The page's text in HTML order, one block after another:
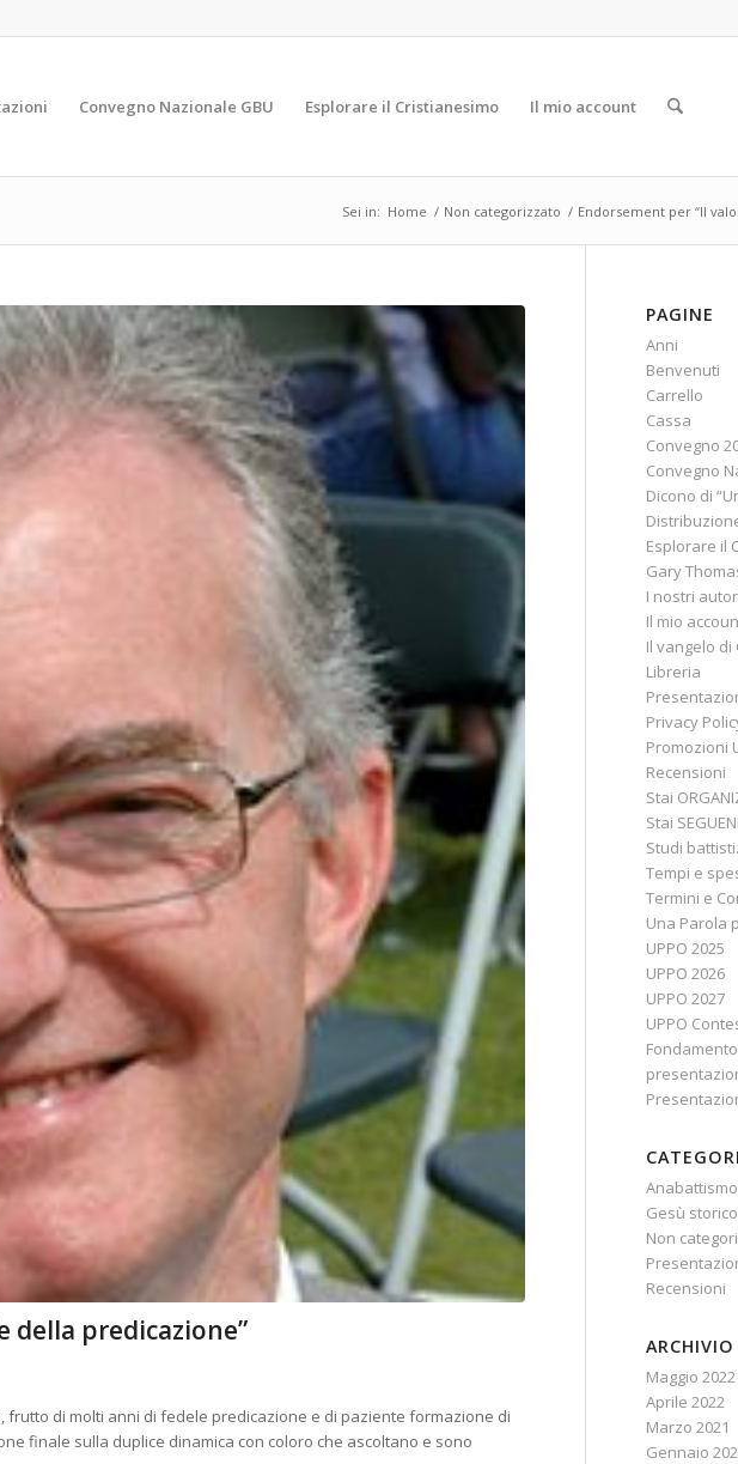
Convegno Nazionale GBU Esplorare il Cristianesimo Il mio account
Sei in: Home / Non categorizzato / Endorsement per “Il
della predicazione”
frutto di molti anni di fedele predicazione e di paziente formazione di
finale sulla duplice dinamica con coloro che ascoltano e sono
PAGINE
Anni
Benvenuti
Carrello
Cassa
Convegno
Convegno
Dicono di
Esplorare il
Gary
I nostri
Il mio
Il vangelo di
Libreria
Privacy
Promozioni
Recensioni
Stai
Stai
Studi
Tempi e
Termini e
Una Parola
UPPO 2025
UPPO 2026
UPPO 2027
UPPO
Anabattismo
Gesù storico
Non
Recensioni
ARCHIVIO
Maggio 2022
Aprile 2022
Marzo 2021
Gennaio